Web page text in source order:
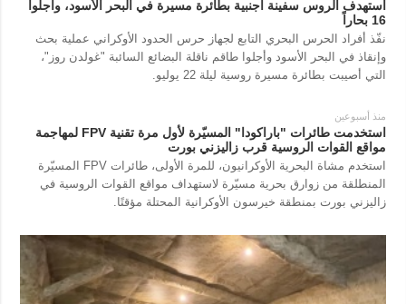
استهدف الروس سفينة أجنبية بطائرة مسيرة في البحر الأسود، وأجلوا
16 بحاراً
نفّذ أفراد الحرس البحري التابع لجهاز حرس الحدود الأوكراني عملية بحث
وإنقاذ في البحر الأسود وأجلوا طاقم ناقلة البضائع السائبة "غولدن روز"،
التي أصيبت بطائرة مسيرة روسية ليلة 22 يوليو.
منذ أسبوعين
استخدمت طائرات "باراكودا" المسيّرة لأول مرة تقنية FPV لمهاجمة
مواقع القوات الروسية قرب زاليزني بورت
استخدم مشاة البحرية الأوكرانيون، للمرة الأولى، طائرات FPV المسيّرة
المنطلقة من زوارق بحرية مسيّرة لاستهداف مواقع القوات الروسية في
زاليزني بورت بمنطقة خيرسون الأوكرانية المحتلة مؤقتًا.